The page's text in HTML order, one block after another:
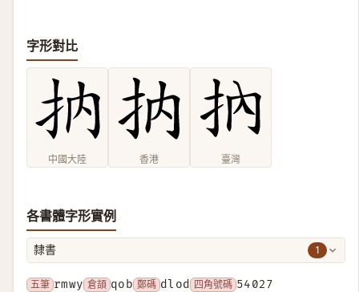
字形對比
中國大陸 香港 臺灣
各書體字形實例
隸書 1
五筆 rmwy 倉頡 qob 鄭碼 dlod 四角號碼 54027